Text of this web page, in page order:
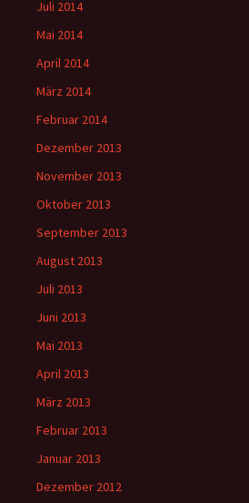
Juli 2014
Mai 2014
April 2014
März 2014
Februar 2014
Dezember 2013
November 2013
Oktober 2013
September 2013
August 2013
Juli 2013
Juni 2013
Mai 2013
April 2013
März 2013
Februar 2013
Januar 2013
Dezember 2012